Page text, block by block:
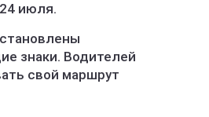
июля.
знаки. Водителей
свой маршрут